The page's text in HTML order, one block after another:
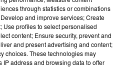
vous invite à
Xperiences !
through statistics or combinations
and improve services; Create
Use profiles to select personalised
content; Ensure security, prevent and
and present advertising and content;
choices. These technologies may
address and browsing data to offer